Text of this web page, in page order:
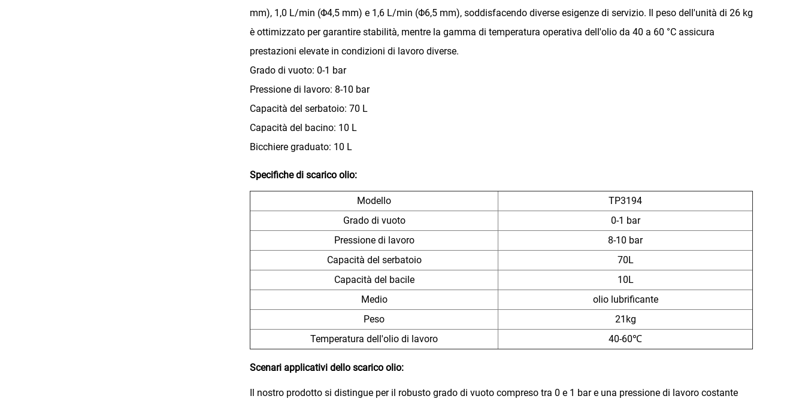
mm), 1,0 L/min (Φ4,5 mm) e 1,6 L/min (Φ6,5 mm), soddisfacendo diverse esigenze di servizio. Il peso dell'unità di 26 kg
è ottimizzato per garantire stabilità, mentre la gamma di temperatura operativa dell'olio da 40 a 60 °C assicura
prestazioni elevate in condizioni di lavoro diverse.
Grado di vuoto: 0-1 bar
Pressione di lavoro: 8-10 bar
Capacità del serbatoio: 70 L
Capacità del bacino: 10 L
Bicchiere graduato: 10 L
Specifiche di scarico olio:
Modello
TP3194
Grado di vuoto
0-1 bar
Pressione di lavoro
8-10 bar
Capacità del serbatoio
70L
Capacità del bacile
10L
Medio
olio lubrificante
Peso
21kg
Temperatura dell'olio di lavoro
40-60℃
Scenari applicativi dello scarico olio:
Il nostro prodotto si distingue per il robusto grado di vuoto compreso tra 0 e 1 bar e una pressione di lavoro costante